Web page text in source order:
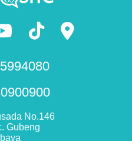
No.146
Gubeng